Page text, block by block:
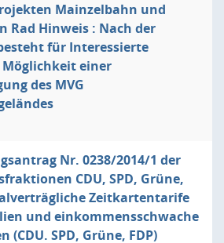
Mainzelbahn und
Rad Hinweis : Nach der
für Interessierte
Möglichkeit einer
des MVG
Nr. 0238/2014/1 der
CDU, SPD, Grüne,
Zeitkartentarife
und einkommensschwache
(CDU. SPD, Grüne, FDP)